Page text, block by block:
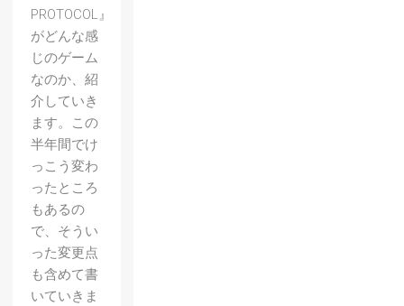
PROTOCOL』
がどんな感
じのゲーム
なのか、紹
介していき
ます。この
半年間でけ
っこう変わ
ったところ
もあるの
で、そうい
った変更点
も含めて書
いていきま